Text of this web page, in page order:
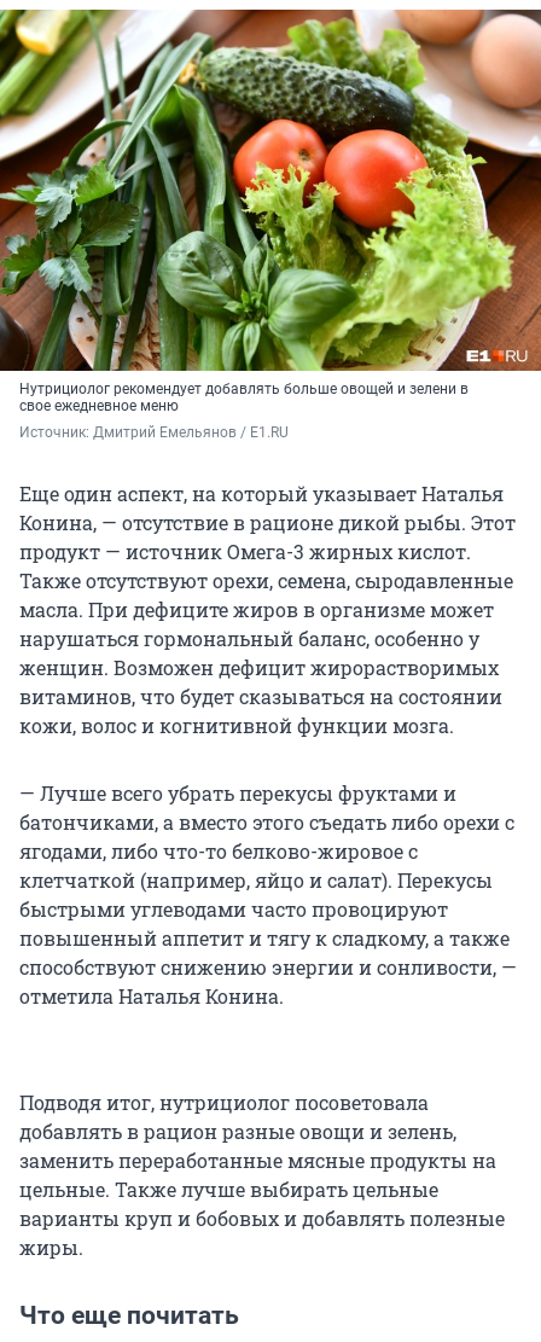
Нутрициолог рекомендует добавлять больше овощей и зелени в
свое ежедневное меню
Источник: Дмитрий Емельянов / E1.RU
Еще один аспект, на который указывает Наталья
Конина, — отсутствие в рационе дикой рыбы. Этот
продукт — источник Омега-3 жирных кислот.
Также отсутствуют орехи, семена, сыродавленные
масла. При дефиците жиров в организме может
нарушаться гормональный баланс, особенно у
женщин. Возможен дефицит жирорастворимых
витаминов, что будет сказываться на состоянии
кожи, волос и когнитивной функции мозга.
— Лучше всего убрать перекусы фруктами и
батончиками, а вместо этого съедать либо орехи с
ягодами, либо что-то белково-жировое с
клетчаткой (например, яйцо и салат). Перекусы
быстрыми углеводами часто провоцируют
повышенный аппетит и тягу к сладкому, а также
способствуют снижению энергии и сонливости, —
отметила Наталья Конина.
Подводя итог, нутрициолог посоветовала
добавлять в рацион разные овощи и зелень,
заменить переработанные мясные продукты на
цельные. Также лучше выбирать цельные
варианты круп и бобовых и добавлять полезные
жиры.
Что еще почитать